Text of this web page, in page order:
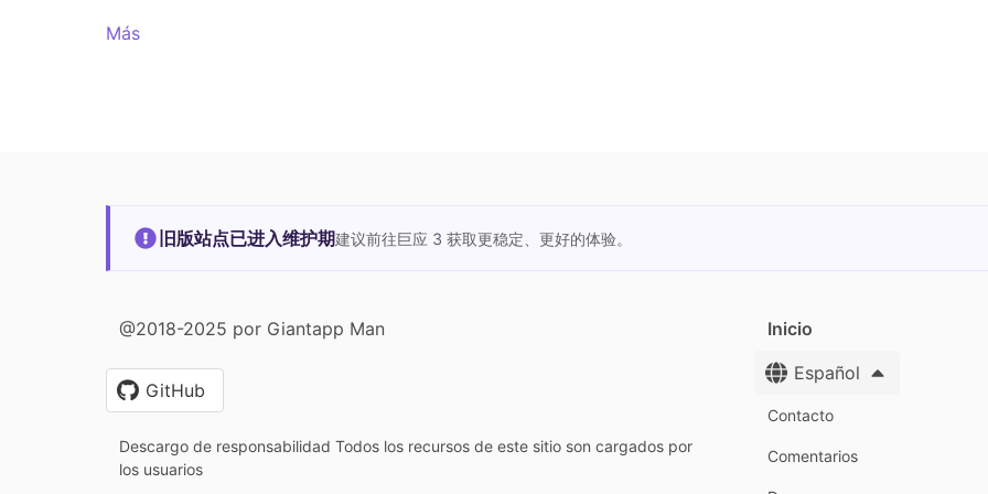
Más
旧版站点已进入维护期建议前往巨应 3 获取更稳定、更好的体验。
@2018-2025 por Giantapp Man
GitHub
Descargo de responsabilidad Todos los recursos de este sitio son cargados por
los usuarios
Inicio
Español
Contacto
Comentarios